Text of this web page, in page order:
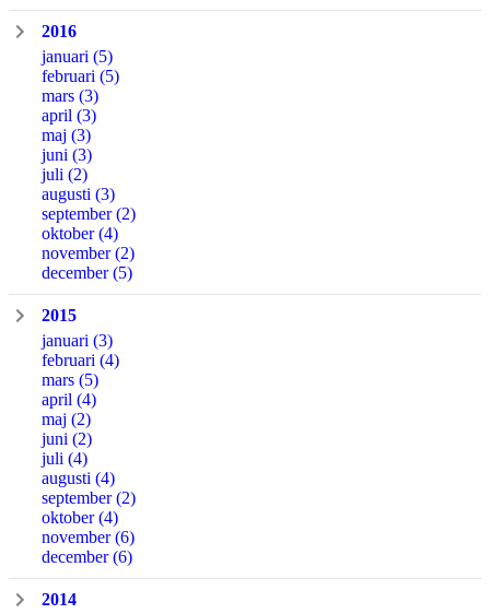
2016
januari (5)
februari (5)
mars (3)
april (3)
maj (3)
juni (3)
juli (2)
augusti (3)
september(2)
oktober(4)
november(2)
december(5)
2015
januari (3)
februari (4)
mars (5)
april (4)
maj (2)
juni (2)
juli (4)
augusti (4)
september(2)
oktober(4)
november(6)
december(6)
2014